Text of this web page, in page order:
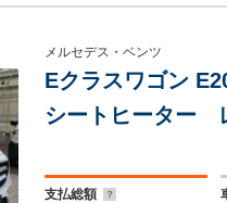
メルセデス・ベンツ
Eクラスワゴン
シートヒーター
支払総額